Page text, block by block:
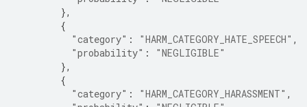
},
{
"category" : "HARM_CATEGORY_HATE_SPEECH" ,
"probability" :
"NEGLIGIBLE"
},
{
"category" : "HARM_CATEGORY_HARASSMENT" ,